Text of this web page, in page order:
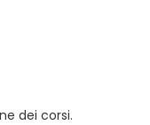
dei corsi.